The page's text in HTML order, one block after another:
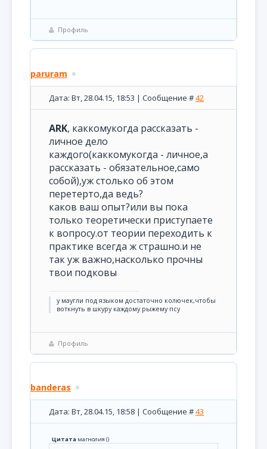
Профиль
paruram
Дата: Вт, 28.04.15, 18:53 | Сообщение #42
ARK, каккомукогда рассказать -
личное дело
каждого(каккомукогда - личное,а
рассказать - обязательное,само
собой),уж столько об этом
перетерто,да ведь?
каков ваш опыт?или вы пока
только теоретически приступаете
к вопросу.от теории переходить к
практике всегда ж страшно.и не
так уж важно,насколько прочны
твои подковы
у маугли под языком достаточно колючек,чтобы
воткнуть в шкуру каждому рыжему псу
Профиль
banderas
Дата: Вт, 28.04.15, 18:58 | Сообщение #43
Цитата магнолия ()